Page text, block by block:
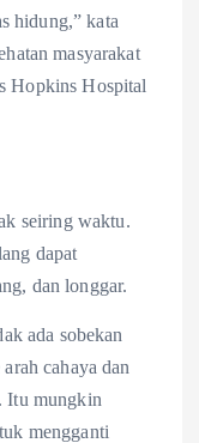
hidung,” kata
masyarakat
Hopkins Hospital
seiring waktu.
dapat
dan longgar.
ada sobekan
cahaya dan
Itu mungkin
mengganti